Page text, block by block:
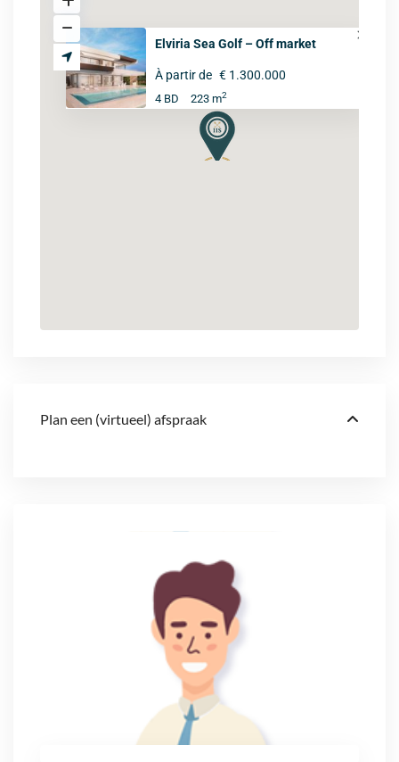
Elviria Sea Golf – Off market
À partir de € 1.300.000
4 BD 223 m2
Plan een (virtueel) afspraak